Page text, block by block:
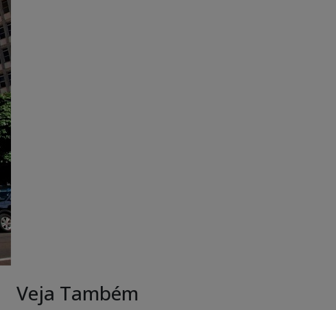
Veja Também